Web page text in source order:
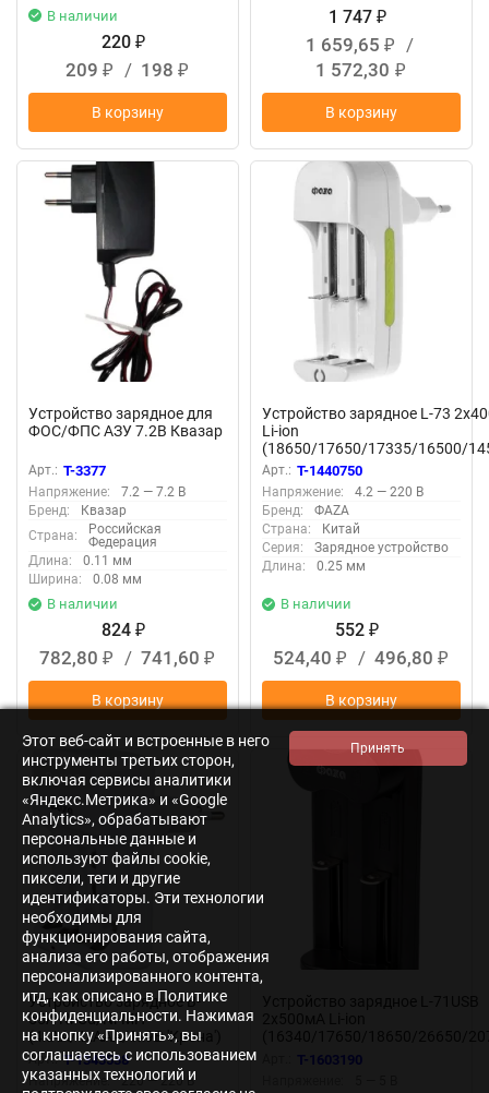
В наличии
220 ₽
209 ₽ / 198 ₽
В корзину
1 747 ₽
1 659,65 ₽
/
1 572,30 ₽
В корзину
Устройство зарядное для
ФОС/ФПС АЗУ 7.2В Квазар
Арт.: T-3377
Напряжение:
7.2 — 7.2 В
Бренд:
Квазар
Страна:
Российская
Федерация
Длина:
0.11 мм
Ширина:
0.08 мм
В наличии
824 ₽
782,80 ₽ / 741,60 ₽
В корзину
Устройство зарядное L-73
Li-ion
(18650/17650/17335/16500/
4.2В DC ФАZА 5005389
Арт.: T-1440750
Напряжение:
4.2 — 220 В
Бренд:
ФАZА
Страна:
Китай
Серия:
Зарядное устройство
Длина:
0.25 мм
В наличии
552 ₽
524,40 ₽ / 496,80 ₽
В корзину
Заказ
Устройство зарядное B-
55A Ni-Cd/Ni-MH
(4хAA/4хAAA/1х9В 'Крона')
индикатор зарядки
складывающ. вилка ФАZА
2858696
Арт.: T-1343538
Напряжение:
220 — 220 В
и др.) 4.2В DC USB-MicroUSB в
T-1603190
Этот веб-сайт и встроенные в него
инструменты третьих сторон,
включая сервисы аналитики
«Яндекс.Метрика» и «Google
Analytics», обрабатывают
персональные данные и
используют файлы cookie,
пиксели, теги и другие
идентификаторы. Эти технологии
необходимы для
функционирования сайта,
анализа его работы, отображения
персонализированного контента,
итд, как описано в Политике
конфиденциальности. Нажимая
на кнопку «Принять», вы
соглашаетесь с использованием
указанных технологий и